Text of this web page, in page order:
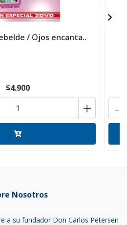
/ Ojos encanta..
$4.900
+ -
Nosotros
a su fundador Don Carlos Petersen